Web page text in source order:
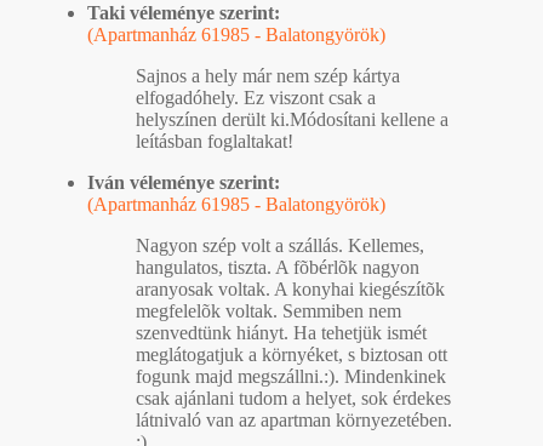
Taki véleménye szerint:
(Apartmanház 61985 - Balatongyörök)
Sajnos a hely már nem szép kártya
elfogadóhely. Ez viszont csak a
helyszínen derült ki.Módosítani kellene a
leításban foglaltakat!
Iván véleménye szerint:
(Apartmanház 61985 - Balatongyörök)
Nagyon szép volt a szállás. Kellemes,
hangulatos, tiszta. A fõbérlõk nagyon
aranyosak voltak. A konyhai kiegészítõk
megfelelõk voltak. Semmiben nem
szenvedtünk hiányt. Ha tehetjük ismét
meglátogatjuk a környéket, s biztosan ott
fogunk majd megszállni.:). Mindenkinek
csak ajánlani tudom a helyet, sok érdekes
látnivaló van az apartman környezetében.
:)